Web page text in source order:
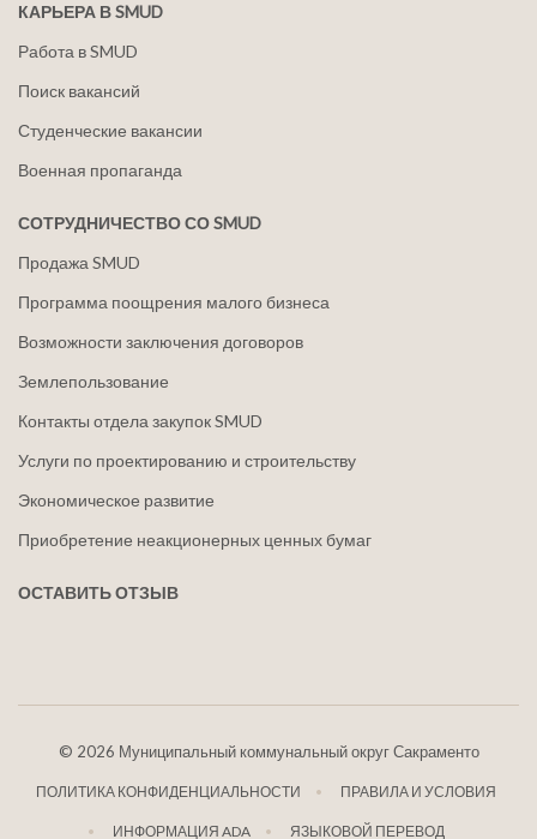
КАРЬЕРА В SMUD
Работа в SMUD
Поиск вакансий
Студенческие вакансии
Военная пропаганда
СОТРУДНИЧЕСТВО СО SMUD
Продажа SMUD
Программа поощрения малого бизнеса
Возможности заключения договоров
Землепользование
Контакты отдела закупок SMUD
Услуги по проектированию и строительству
Экономическое развитие
Приобретение неакционерных ценных бумаг
ОСТАВИТЬ ОТЗЫВ
© 2026 Муниципальный коммунальный округ Сакраменто
ПОЛИТИКА КОНФИДЕНЦИАЛЬНОСТИ ПРАВИЛА И УСЛОВИЯ
ИНФОРМАЦИЯ ADA ЯЗЫКОВОЙ ПЕРЕВОД